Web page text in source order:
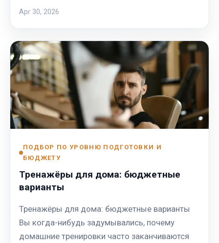
Apr 30, 2026
ПОДБОР ПО УРОВНЮ ПОДГОТОВКИ И
БЮДЖЕТУ
Тренажёры для дома: бюджетные
варианты
Тренажёры для дома: бюджетные варианты
Вы когда-нибудь задумывались, почему
домашние тренировки часто заканчиваются